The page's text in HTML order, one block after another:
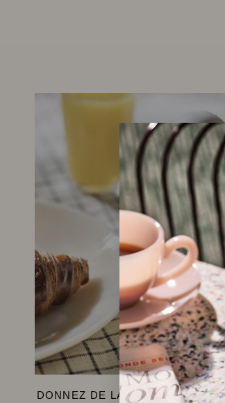
DONNEZ DE LA PERSONNALITÉ